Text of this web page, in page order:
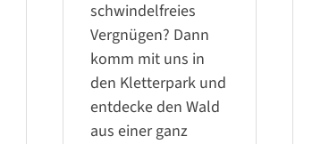
schwindelfreies
Vergnügen? Dann
komm mit uns in
den Kletterpark und
entdecke den Wald
aus einer ganz